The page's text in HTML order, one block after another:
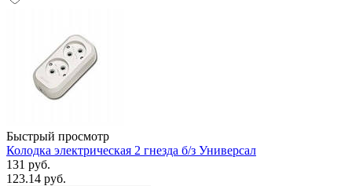
Быстрый просмотр
Колодка электрическая 2 гнезда б/з Универсал
131 руб.
123.14 руб.